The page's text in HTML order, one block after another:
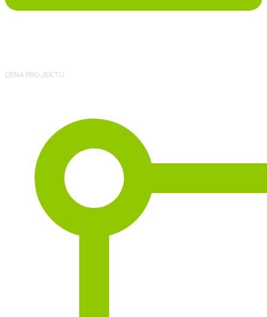
CENA PROJEKTU